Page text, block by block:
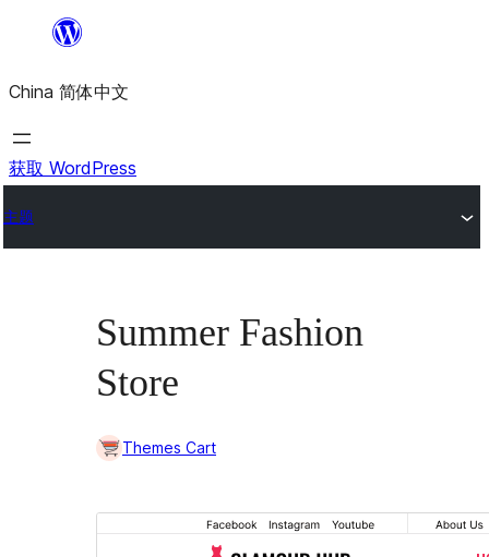
内
容
China 简体中文
获取 WordPress
主题
Summer Fashion
Store
Themes Cart